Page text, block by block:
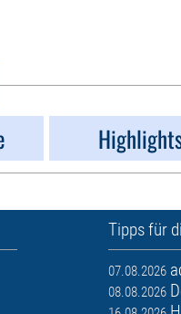
Tipps für
07.08.2026
08.08.2026